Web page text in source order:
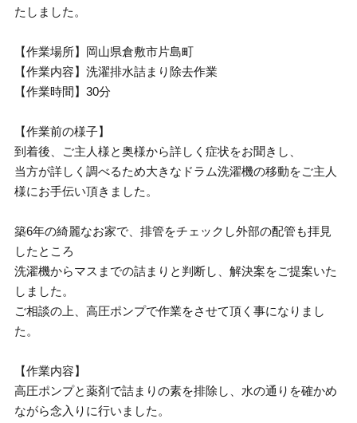
たしました。
【作業場所】岡山県倉敷市片島町
【作業内容】洗濯排水詰まり除去作業
【作業時間】30分
【作業前の様子】
到着後、ご主人様と奥様から詳しく症状をお聞きし、
当方が詳しく調べるため大きなドラム洗濯機の移動をご主人
様にお手伝い頂きました。
築6年の綺麗なお家で、排管をチェックし外部の配管も拝見
したところ
洗濯機からマスまでの詰まりと判断し、解決案をご提案いた
しました。
ご相談の上、高圧ポンプで作業をさせて頂く事になりまし
た。
【作業内容】
高圧ポンプと薬剤で詰まりの素を排除し、水の通りを確かめ
ながら念入りに行いました。